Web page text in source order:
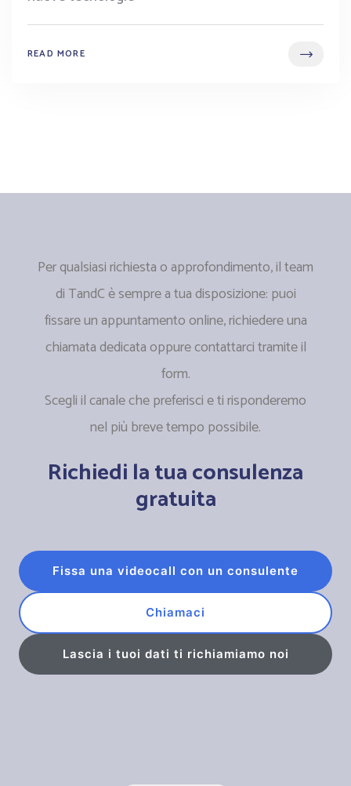
READ MORE
Per qualsiasi richiesta o approfondimento, il team
di TandC è sempre a tua disposizione: puoi
fissare un appuntamento online, richiedere una
chiamata dedicata oppure contattarci tramite il
form.
Scegli il canale che preferisci e ti risponderemo
nel più breve tempo possibile.
Richiedi la tua consulenza
gratuita
Fissa una videocall con un consulente
Chiamaci
Lascia i tuoi dati ti richiamiamo noi